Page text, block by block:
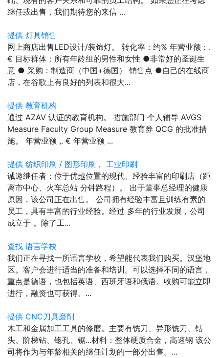
继任或出售，我们期待您的来信 ...
提供 灯具销售
网上商店出售LED设计/装饰灯。 转化率：约% 年营业额：.
€ 目标群体：所有年龄组的男性和女性 ●非常好的圣诞生
意 ● 采购：制造商（中国+德国） 销售点 ●自己的在线商
店，在谷歌上有良好的列表和很大...
提供 教育机构
通过 AZAV 认证的教育机构。 措施部门 个人辅导 AVGS
Measure Faculty Group Measure 教育券 QCG 的批准措
施。 年营业额 ,. € 年营业额 ...
提供 纺织印刷 / 图形印刷， 工业印刷
诚邀继任者：位于优越位置的现代、经验丰富的印刷店（距
离市中心、火车总站 分钟路程）。 出于董事总经理的健康
原因，该公司正在出售。 公司拥有经验丰富且训练有素的
员工，具有丰富的行业经验。经过 多年的行业发展，公司
成立于 。除了工...
查找 语言学校
我们正在寻找一所语言学校，希望能代表我们购买。汉堡地
区。客户会进行适当的准备和培训。可以选择不同的语言，
重点是德语，也包括英语、西班牙语和俄语。收购可能立即
进行，融资也可获得。...
提供 CNC刀具磨削
木工和金属加工工具的修磨。主要有铣刀、异形铣刀、钻
头、阶梯钻、锪孔、锯...材料：整体硬质合金，高速钢 该公
司将作为与年龄相关的继任计划的一部分出售。...